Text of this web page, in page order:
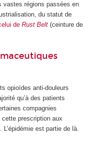
vastes régions passées en
du statut de
de Rust Belt(ceinture de
opioïdes anti-douleurs
qu’à des patients
compagnies
prescription aux
est partie de là.